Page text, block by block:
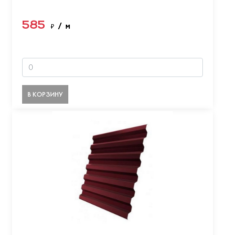
585 ₽ / м
В КОРЗИНУ